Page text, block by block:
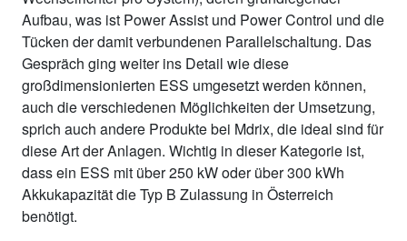
Aufbau, was ist Power Assist und Power Control und die
Tücken der damit verbundenen Parallelschaltung. Das
Gespräch ging weiter ins Detail wie diese
großdimensionierten ESS umgesetzt werden können,
auch die verschiedenen Möglichkeiten der Umsetzung,
sprich auch andere Produkte bei Mdrix, die ideal sind für
diese Art der Anlagen. Wichtig in dieser Kategorie ist,
dass ein ESS mit über 250 kW oder über 300 kWh
Akkukapazität die Typ B Zulassung in Österreich
benötigt.